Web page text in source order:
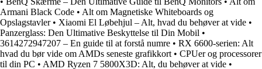
Armani Black Code • Alt om Magnetiske Whiteboards og
Opslagstavler• Xiaomi El Løbehjul – Alt, hvad du behøver at vide •
Panzerglass: Den Ultimative Beskyttelse til Din Mobil •
3614272947207 – En guide til at forstå numre • RX 6600-serien: Alt
hvad du bør vide om AMDs seneste grafikkort • CPUer og processorer
til din PC • AMD Ryzen 7 5800X3D: Alt, du behøver at vide •